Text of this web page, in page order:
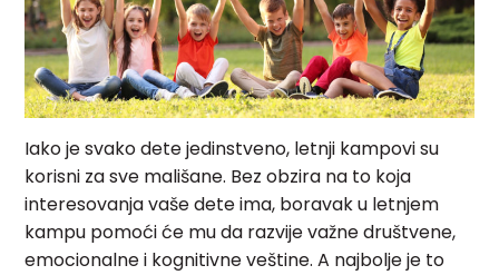
Iako je svako dete jedinstveno, letnji kampovi su
korisni za sve mališane. Bez obzira na to koja
interesovanja vaše dete ima, boravak u letnjem
kampu pomoći će mu da razvije važne društvene,
emocionalne i kognitivne veštine. A najbolje je to